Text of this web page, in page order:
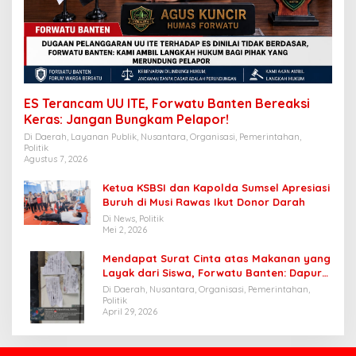
ES Terancam UU ITE, Forwatu Banten Bereaksi
Keras: Jangan Bungkam Pelapor!
Di Daerah, Layanan Publik, Nusantara, Organisasi, Pemerintahan,
Politik
Agustus 7, 2026
Ketua KSBSI dan Kapolda Sumsel Apresiasi
Buruh di Musi Rawas Ikut Donor Darah
Di News, Politik
Mei 2, 2026
Mendapat Surat Cinta atas Makanan yang
Layak dari Siswa, Forwatu Banten: Dapur
SPPG Cibungur Pasir patut dijadikan
Contoh
Di Daerah, Nusantara, Organisasi, Pemerintahan,
Politik
April 29, 2026